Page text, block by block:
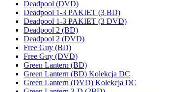
Deadpool (DVD)
Deadpool 1-3 PAKIET (3 BD)
Deadpool 1-3 PAKIET (3 DVD)
Deadpool 2 (BD)
Deadpool 2 (DVD)
Free Guy (BD)
Free Guy (DVD)
Green Lantern (BD)
Green Lantern (BD) Kolekcja DC
Green Lantern (DVD) Kolekcja DC